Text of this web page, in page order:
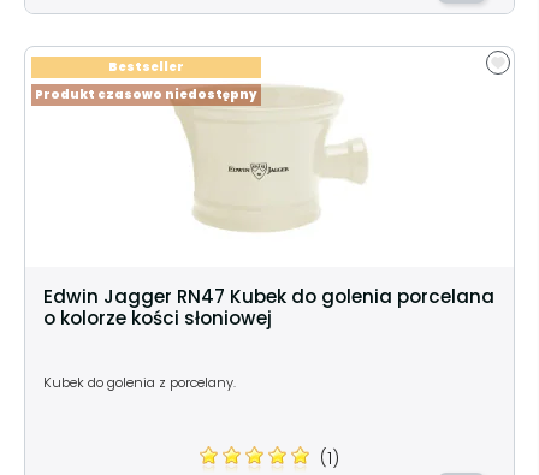
Edwin Jagger RN47 Kubek do golenia porcelana
o kolorze kości słoniowej
Kubek do golenia z porcelany.
(1)
Produkt czasowo niedostępny
Bestseller